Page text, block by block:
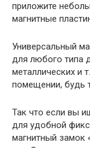
приложите
магнитные
Универсальный
для любого типа
металлических и
помещении, будь
Так что если вы
для удобной
магнитный замок